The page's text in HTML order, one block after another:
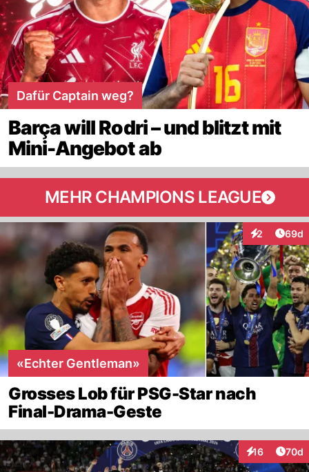
Dafür Captain weg?
Barça will Rodri – und blitzt mit
Mini-Angebot ab
MEHR CHAMPIONS LEAGUE
2
Interaktionen
69d
«Echter Gentleman»
Grosses Lob für PSG-Star nach
Final-Drama-Geste
16
Interaktionen
70d